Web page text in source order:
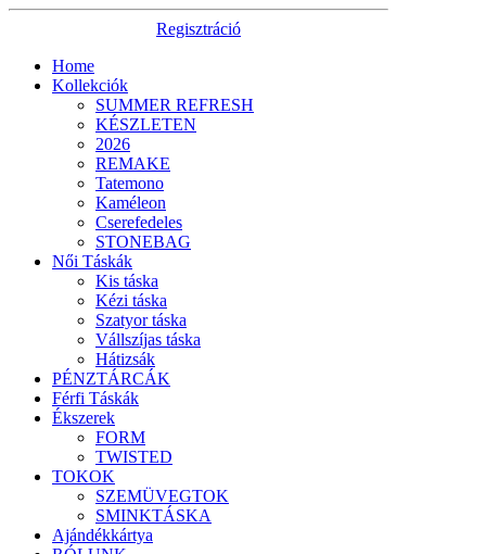
Regisztráció
Home
Kollekciók
SUMMER REFRESH
KÉSZLETEN
2026
REMAKE
Tatemono
Kaméleon
Cserefedeles
STONEBAG
Női Táskák
Kis táska
Kézi táska
Szatyor táska
Vállszíjas táska
Hátizsák
PÉNZTÁRCÁK
Férfi Táskák
Ékszerek
FORM
TWISTED
TOKOK
SZEMÜVEGTOK
SMINKTÁSKA
Ajándékkártya